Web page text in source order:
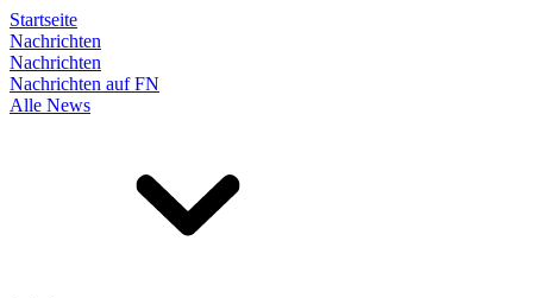
Startseite
Nachrichten
Nachrichten
Nachrichten auf FN
Alle News